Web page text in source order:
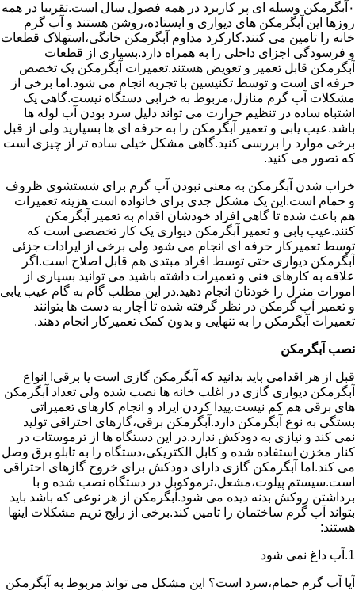
۰آبگرمکن وسیله ای پر کاربرد در همه فصول سال است.تقریبا در همه
روزها این آبگرمکن های دیواری و ایستاده،روشن هستند و آب گرم
خانه را تامین می کنند.کارکرد مداوم آبگرمکن خانگی،استهلاک قطعات
و فرسودگی اجزای داخلی را به همراه دارد.بسیاری از قطعات
آبگرمکن قابل تعمیر و تعویض هستند.تعمیرات آبگرمکن یک تخصص
حرفه ای است و توسط تکنیسین با تجربه انجام می شود.اما برخی از
مشکلات آب گرم منازل،مربوط به خرابی دستگاه نیست.گاهی یک
اشتباه ساده در تنظیم حرارت می تواند دلیل سرد بودن آب لوله ها
باشد.عیب یابی و تعمیر آبگرمکن را به حرفه ای ها بسپارید ولی از قبل
برخی موارد را بررسی کنید.گاهی مشکل خیلی ساده تر از چیزی است
که تصور می کنید.
خراب شدن آبگرمکن به معنی نبودن آب گرم برای شستشوی ظروف
و حمام است.این یک مشکل جدی برای خانواده است هزینه تعمیرات
هم باعث شده تا گاهی افراد خودشان اقدام به تعمیر آبگرمکن
کنند.عیب یابی و تعمیر آبگرمکن دیواری یک کار تخصصی است که
توسط تعمیرکار حرفه ای انجام می شود ولی برخی از ایرادات جزئی
آبگرمکن دیواری حتی توسط افراد مبتدی هم قابل اصلاح است.اگر
علاقه به کارهای فنی و تعمیرات داشته باشید می توانید بسیاری از
امورات منزل را خودتان انجام دهید.در این مطلب گام به گام عیب یابی
و تعمیر آب گرمکن در نظر گرفته شده تا آچار به دست ها بتوانند
تعمیرات آبگرمکن را به تنهایی و بدون کمک تعمیرکار انجام دهند.
نصب آبگرمکن
قبل از هر اقدامی باید بدانید که آبگرمکن گازی است یا برقی! انواع
آبگرمکن دیواری گازی در اغلب خانه ها نصب شده ولی تعداد آبگرمکن
های برقی هم کم نیست.پیدا کردن ایراد و انجام کارهای تعمیراتی
بستگی به نوع آبگرمکن دارد.آبگرمکن برقی،گازهای احتراقی تولید
نمی کند و نیازی به دودکش ندارد.در این دستگاه ها از ترموستات در
کنار مخزن استفاده شده و کابل الکتریکی،دستگاه را به تابلو برق وصل
می کند.اما آبگرمکن گازی دارای دودکش برای خروج گازهای احتراقی
است.سیستم پیلوت،مشعل،ترموکوبل در دستگاه نصب شده و با
برداشتن روکش بدنه دیده می شود.آبگرمکن از هر نوعی که باشد باید
بتواند آب گرم ساختمان را تامین کند.برخی از رایج تریم مشکلات اینها
هستند:
1.آب داغ نمی شود
آیا آب گرم حمام،سرد است؟ این مشکل می تواند مربوط به آبگرمکن